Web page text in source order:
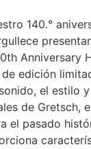
140.°
Anniversary
edición
el estilo
de Gretsch,
el pasado